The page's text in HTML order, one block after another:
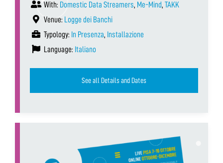
With: Domestic Data Streamers, Me-Mind, TAKK
Venue: Logge dei Banchi
Typology: In Presenza, Installazione
Language: Italiano
See all Details and Dates